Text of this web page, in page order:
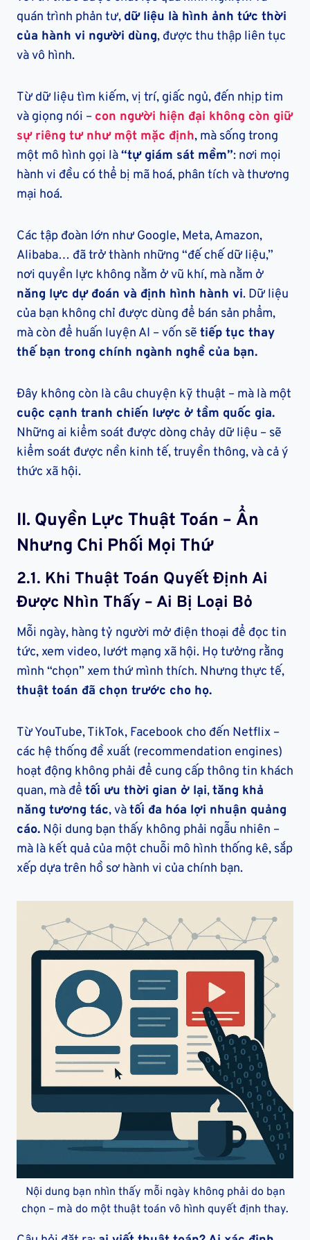
quán trình phản tư, dữ liệu là hình ảnh tức thời
của hành vi người dùng, được thu thập liên tục
và vô hình.
Từ dữ liệu tìm kiếm, vị trí, giấc ngủ, đến nhịp tim
và giọng nói – con người hiện đại không còn giữ
sự riêng tư như một mặc định, mà sống trong
một mô hình gọi là“tự giám sát mềm”: nơi mọi
hành vi đều có thể bị mã hoá, phân tích và thương
mại hoá.
Các tập đoàn lớn như Google, Meta, Amazon,
Alibaba… đã trở thành những “đế chế dữ liệu,”
nơi quyền lực không nằm ở vũ khí, mà nằm ở
năng lực dự đoán và định hình hành vi. Dữ liệu
của bạn không chỉ được dùng để bán sản phẩm,
mà còn để huấn luyện AI – vốn sẽ tiếp tục thay
thế bạn trong chính ngành nghề của bạn.
Đây không còn là câu chuyện kỹ thuật – mà là một
cuộc cạnh tranh chiến lược ở tầm quốc gia.
Những ai kiểm soát được dòng chảy dữ liệu – sẽ
kiểm soát được nền kinh tế, truyền thông, và cả ý
thức xã hội.
II. Quyền Lực Thuật Toán – Ẩn
Nhưng Chi Phối Mọi Thứ
2.1. Khi Thuật Toán Quyết Định Ai
Được Nhìn Thấy – Ai Bị Loại Bỏ
Mỗi ngày, hàng tỷ người mở điện thoại để đọc tin
tức, xem video, lướt mạng xã hội. Họ tưởng rằng
mình “chọn” xem thứ mình thích. Nhưng thực tế,
thuật toán đã chọn trước cho họ.
Từ YouTube, TikTok, Facebook cho đến Netflix –
các hệ thống đề xuất (recommendation engines)
hoạt động không phải để cung cấp thông tin khách
quan, mà để tối ưu thời gian ở lại,tăng khả
năng tương tác, vàtối đa hóa lợi nhuận quảng
cáo. Nội dung bạn thấy không phải ngẫu nhiên –
mà là kết quả của một chuỗi mô hình thống kê, sắp
xếp dựa trên hồ sơ hành vi của chính bạn.
Nội dung bạn nhìn thấy mỗi ngày không phải do bạn
chọn – mà do một thuật toán vô hình quyết định thay.